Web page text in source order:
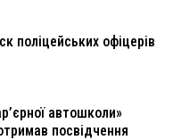
поліцейських офіцерів
автошколи»
посвідчення